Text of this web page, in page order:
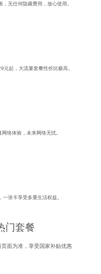
无任何隐藏费用，放心使用。
起，大流量套餐性价比极高。
络体验，未来网络无忧。
张卡享受多重生活权益。
门套餐
面为准，享受国家补贴优惠